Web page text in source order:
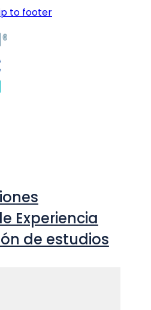
to footer
Experiencia
de estudios